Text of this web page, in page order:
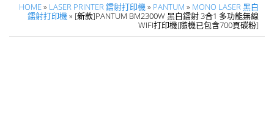
HOME» LASER PRINTER 鐳射打印機» PANTUM » MONO LASER 黑白
鐳射打印機» [新款]PANTUM BM2300W 黑白鐳射 3合1 多功能無線
WIFI打印機[隨機已包含700頁碳粉]